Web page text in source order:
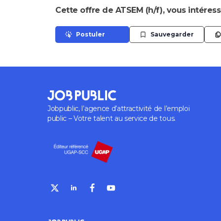
Cette offre de ATSEM (h/f), vous
Postuler Sauvegarder
Jobpublic, l’agence d’attractivité de l’emploi
public – Votre talent au service de tous.